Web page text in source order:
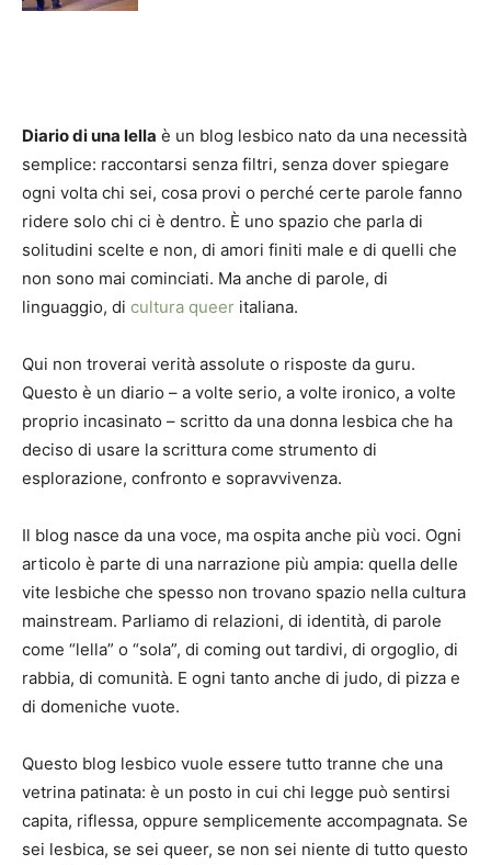
Diario di una lella è un blog lesbico nato da una necessità
semplice: raccontarsi senza filtri, senza dover spiegare
ogni volta chi sei, cosa provi o perché certe parole fanno
ridere solo chi ci è dentro. È uno spazio che parla di
solitudini scelte e non, di amori finiti male e di quelli che
non sono mai cominciati. Ma anche di parole, di
linguaggio, di cultura queer italiana.
Qui non troverai verità assolute o risposte da guru.
Questo è un diario – a volte serio, a volte ironico, a volte
proprio incasinato – scritto da una donna lesbica che ha
deciso di usare la scrittura come strumento di
esplorazione, confronto e sopravvivenza.
Il blog nasce da una voce, ma ospita anche più voci. Ogni
articolo è parte di una narrazione più ampia: quella delle
vite lesbiche che spesso non trovano spazio nella cultura
mainstream. Parliamo di relazioni, di identità, di parole
come “lella” o “sola”, di coming out tardivi, di orgoglio, di
rabbia, di comunità. E ogni tanto anche di judo, di pizza e
di domeniche vuote.
Questo blog lesbico vuole essere tutto tranne che una
vetrina patinata: è un posto in cui chi legge può sentirsi
capita, riflessa, oppure semplicemente accompagnata. Se
sei lesbica, se sei queer, se non sei niente di tutto questo